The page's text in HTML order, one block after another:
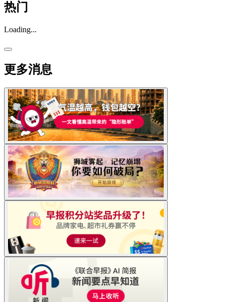
热门
Loading...
更多消息